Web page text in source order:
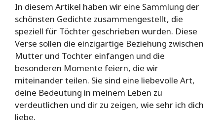
In diesem Artikel haben wir eine Sammlung der
schönsten Gedichte zusammengestellt, die
speziell für Töchter geschrieben wurden. Diese
Verse sollen die einzigartige Beziehung zwischen
Mutter und Tochter einfangen und die
besonderen Momente feiern, die wir
miteinander teilen. Sie sind eine liebevolle Art,
deine Bedeutung in meinem Leben zu
verdeutlichen und dir zu zeigen, wie sehr ich dich
liebe.